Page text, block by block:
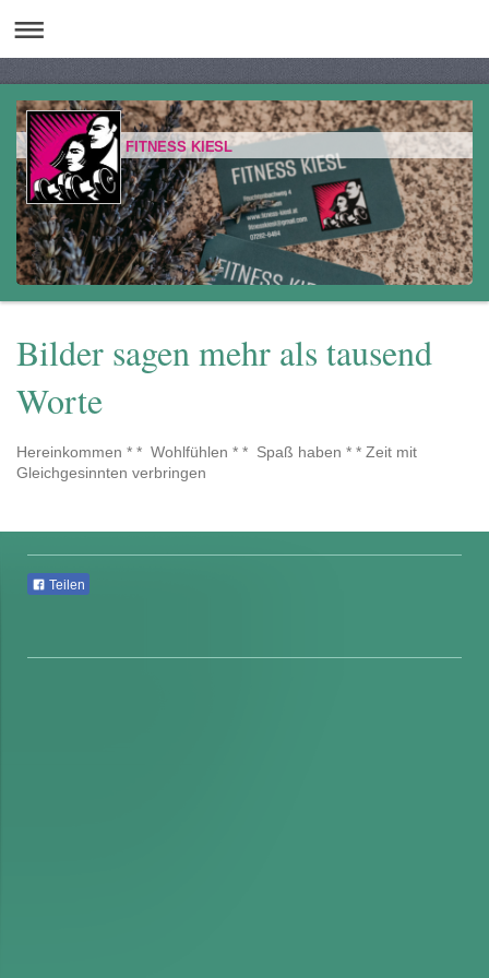
FITNESS KIESL
Bilder sagen mehr als tausend
Worte
Hereinkommen * * Wohlfühlen * * Spaß haben * * Zeit mit
Gleichgesinnten verbringen
Teilen